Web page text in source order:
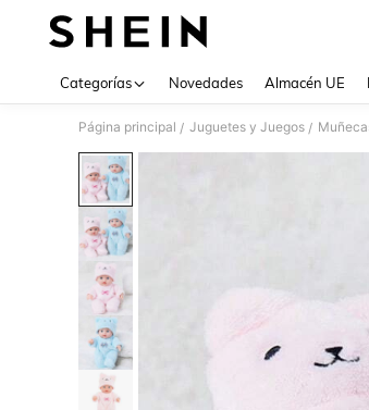
Categorías Novedades Almacén UE
Página principal / Juguetes y Juegos /